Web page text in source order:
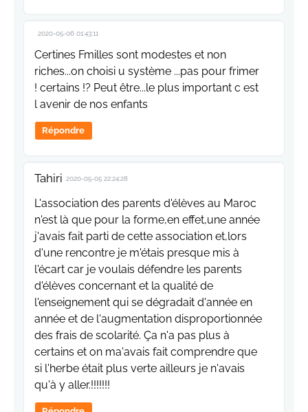
2020-05-06 01:43:11
Certines Fmilles sont modestes et non
riches...on choisi u système ...pas pour frimer
! certains !? Peut être...le plus important c est
l avenir de nos enfants
Répondre
Tahiri 2020-05-05 22:24:28
L'association des parents d'élèves au Maroc
n'est là que pour la forme,en effet,une année
j'avais fait parti de cette association et,lors
d'une rencontre je m'étais presque mis à
l'écart car je voulais défendre les parents
d'élèves concernant et la qualité de
l'enseignement qui se dégradait d'année en
année et de l'augmentation disproportionnée
des frais de scolarité. Ça n'a pas plus à
certains et on ma'avais fait comprendre que
si l'herbe était plus verte ailleurs je n'avais
qu'à y aller.!!!!!!!